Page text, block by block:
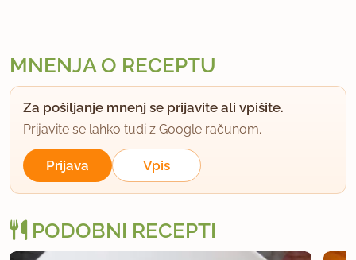
MNENJA O RECEPTU
Za pošiljanje mnenj se prijavite ali vpišite.
Prijavite se lahko tudi z Google računom.
Prijava Vpis
PODOBNI RECEPTI